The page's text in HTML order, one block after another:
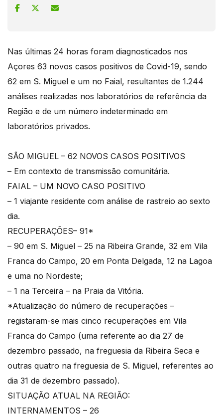
Nas últimas 24 horas foram diagnosticados nos
Açores 63 novos casos positivos de Covid-19, sendo
62 em S. Miguel e um no Faial, resultantes de 1.244
análises realizadas nos laboratórios de referência da
Região e de um número indeterminado em
laboratórios privados.
SÃO MIGUEL – 62 NOVOS CASOS POSITIVOS
– Em contexto de transmissão comunitária.
FAIAL – UM NOVO CASO POSITIVO
– 1 viajante residente com análise de rastreio ao sexto
dia.
RECUPERAÇÕES– 91*
– 90 em S. Miguel – 25 na Ribeira Grande, 32 em Vila
Franca do Campo, 20 em Ponta Delgada, 12 na Lagoa
e uma no Nordeste;
– 1 na Terceira – na Praia da Vitória.
*Atualização do número de recuperações –
registaram-se mais cinco recuperações em Vila
Franca do Campo (uma referente ao dia 27 de
dezembro passado, na freguesia da Ribeira Seca e
outras quatro na freguesia de S. Miguel, referentes ao
dia 31 de dezembro passado).
SITUAÇÃO ATUAL NA REGIÃO:
INTERNAMENTOS – 26